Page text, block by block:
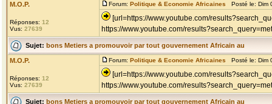
M.O.P.
Réponses: 12
Vus: 27639
Forum: Politique & Economie Africaines Posté le: Dim
[url=https://www.youtube.com/
https://www.youtube.com/
Sujet: bons Metiers a promouvoir par tout gouvernement Africain au
M.O.P.
Réponses: 12
Vus: 27639
Forum: Politique & Economie Africaines Posté le: Dim
[url=https://www.youtube.com/
https://www.youtube.com/
Sujet: bons Metiers a promouvoir par tout gouvernement Africain au